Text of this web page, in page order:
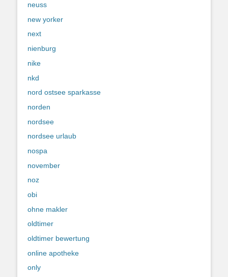
neuss
new yorker
next
nienburg
nike
nkd
nord ostsee sparkasse
norden
nordsee
nordsee urlaub
nospa
november
noz
obi
ohne makler
oldtimer
oldtimer bewertung
online apotheke
only